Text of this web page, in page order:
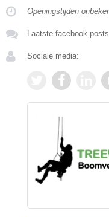
Openingstijden
Laatste facebook posts
Sociale media: